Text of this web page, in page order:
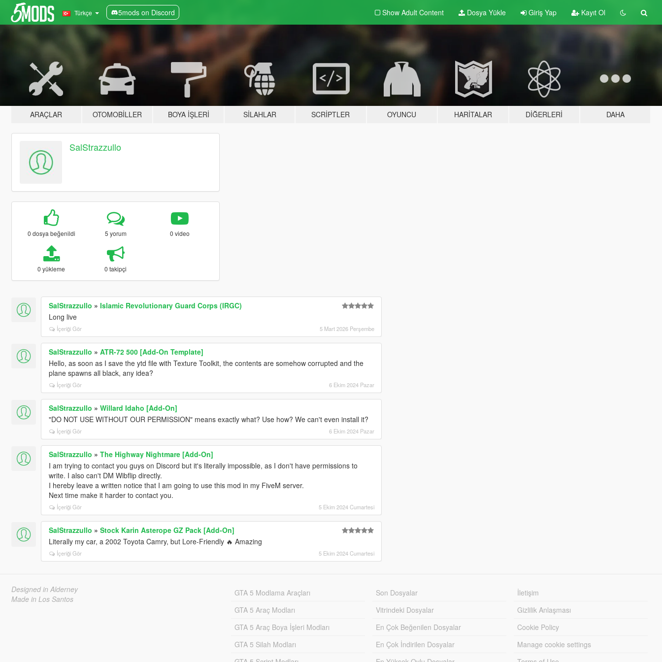
Türkçe 5mods on Discord Show Adult Content Dosya Yükle Giriş Yap Kayıt Ol
ARAÇLAR OTOMOBILLER BOYA İŞLERI SILAHLAR SCRIPTLER OYUNCU HARITALAR DIĞERLERI DAHA
SalStrazzullo
0 dosya beğenildi 5 yorum 0 video
0 yükleme 0 takipçi
SalStrazzullo » Islamic Revolutionary Guard Corps (IRGC)
Long live
İçeriği Gör 5 Mart 2026 Perşembe
SalStrazzullo » ATR-72 500 [Add-On Template]
Hello, as soon as I save the ytd file with Texture Toolkit, the contents are somehow corrupted and the
plane spawns all black, any idea?
İçeriği Gör 6 Ekim 2024 Pazar
SalStrazzullo » Willard Idaho [Add-On]
"DO NOT USE WITHOUT OUR PERMISSION" means exactly what? Use how? We can't even install it?
İçeriği Gör 6 Ekim 2024 Pazar
SalStrazzullo » The Highway Nightmare [Add-On]
I am trying to contact you guys on Discord but it's literally impossible, as I don't have permissions to
write. I also can't DM Wibflip directly.
I hereby leave a written notice that I am going to use this mod in my FiveM server.
Next time make it harder to contact you.
İçeriği Gör 5 Ekim 2024 Cumartesi
SalStrazzullo » Stock Karin Asterope GZ Pack [Add-On]
Literally my car, a 2002 Toyota Camry, but Lore-Friendly 🔥 Amazing
İçeriği Gör 5 Ekim 2024 Cumartesi
Designed in Alderney
Made in Los Santos
GTA 5 Modlama Araçları
GTA 5 Araç Modları
GTA 5 Araç Boya İşleri Modları
GTA 5 Silah Modları
Son Dosyalar
Vitrindeki Dosyalar
En Çok Beğenilen Dosyalar
En Çok İndirilen Dosyalar
İletişim
Gizlilik Anlaşması
Cookie Policy
Manage cookie settings